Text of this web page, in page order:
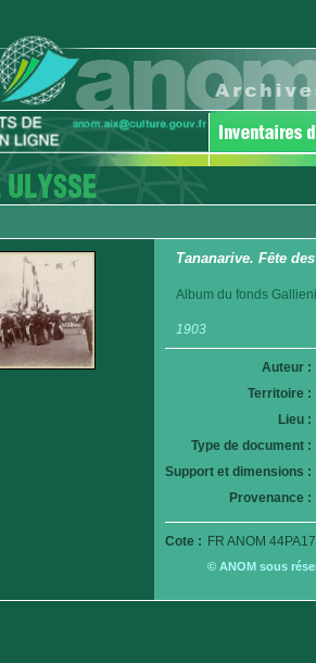
Tananarive. Fête
Album du fonds
1903
Auteur :
Territoire :
Lieu :
Type de document :
Support et dimensions :
Provenance :
Cote : FR ANOM
© ANOM sous